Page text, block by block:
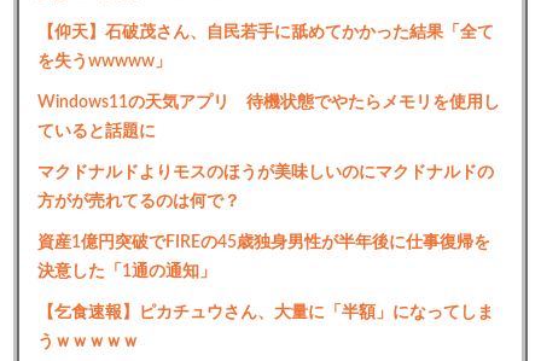
【仰天】石破茂さん、自民若手に舐めてかかった結果「全て
を失うwwwww」
Windows11の天気アプリ 待機状態でやたらメモリを使用し
ていると話題に
マクドナルドよりモスのほうが美味しいのにマクドナルドの
方がが売れてるのは何で？
資産1億円突破でFIREの45歳独身男性が半年後に仕事復帰を
決意した「1通の通知」
【乞食速報】ピカチュウさん、大量に「半額」になってしま
うｗｗｗｗｗ